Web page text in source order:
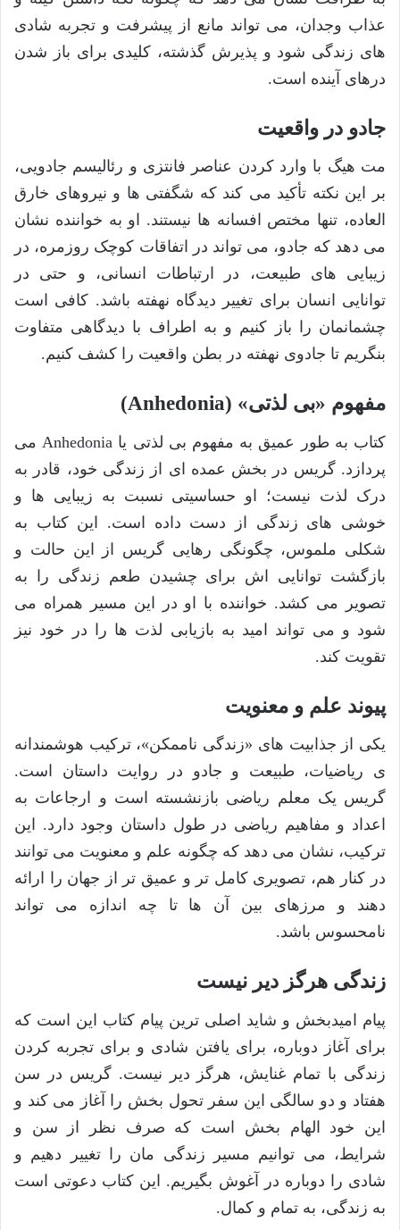
عذاب وجدان، می تواند مانع از پیشرفت و تجربه شادی
های زندگی شود و پذیرش گذشته، کلیدی برای باز شدن
درهای آینده است.
جادو در واقعیت
مت هیگ با وارد کردن عناصر فانتزی و رئالیسم جادویی،
بر این نکته تأکید می کند که شگفتی ها و نیروهای خارق
العاده، تنها مختص افسانه ها نیستند. او به خواننده نشان
می دهد که جادو، می تواند در اتفاقات کوچک روزمره، در
زیبایی های طبیعت، در ارتباطات انسانی، و حتی در
توانایی انسان برای تغییر دیدگاه نهفته باشد. کافی است
چشمانمان را باز کنیم و به اطراف با دیدگاهی متفاوت
بنگریم تا جادوی نهفته در بطن واقعیت را کشف کنیم.
مفهوم «بی لذتی» (Anhedonia)
کتاب به طور عمیق به مفهوم بی لذتی یا Anhedonia می
پردازد. گریس در بخش عمده ای از زندگی خود، قادر به
درک لذت نیست؛ او حساسیتی نسبت به زیبایی ها و
خوشی های زندگی از دست داده است. این کتاب به
شکلی ملموس، چگونگی رهایی گریس از این حالت و
بازگشت توانایی اش برای چشیدن طعم زندگی را به
تصویر می کشد. خواننده با او در این مسیر همراه می
شود و می تواند امید به بازیابی لذت ها را در خود نیز
تقویت کند.
پیوند علم و معنویت
یکی از جذابیت های «زندگی ناممکن»، ترکیب هوشمندانه
ی ریاضیات، طبیعت و جادو در روایت داستان است.
گریس یک معلم ریاضی بازنشسته است و ارجاعات به
اعداد و مفاهیم ریاضی در طول داستان وجود دارد. این
ترکیب، نشان می دهد که چگونه علم و معنویت می توانند
در کنار هم، تصویری کامل تر و عمیق تر از جهان را ارائه
دهند و مرزهای بین آن ها تا چه اندازه می تواند
نامحسوس باشد.
زندگی هرگز دیر نیست
پیام امیدبخش و شاید اصلی ترین پیام کتاب این است که
برای آغاز دوباره، برای یافتن شادی و برای تجربه کردن
زندگی با تمام غنایش، هرگز دیر نیست. گریس در سن
هفتاد و دو سالگی این سفر تحول بخش را آغاز می کند و
این خود الهام بخش است که صرف نظر از سن و
شرایط، می توانیم مسیر زندگی مان را تغییر دهیم و
شادی را دوباره در آغوش بگیریم. این کتاب دعوتی است
به زندگی، به تمام و کمال.